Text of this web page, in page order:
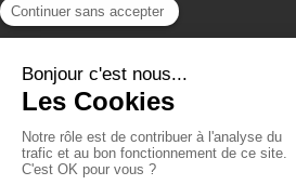
©2021 Rj chauffage - Plomberie,
sanitaire
Création et référencement du site par